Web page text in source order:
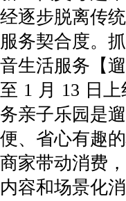
经逐步脱离传
服务契合度。
音生活服务【
至 1 月 13 日
务亲子乐园是
便、省心有趣
商家带动消费
内容和场景化